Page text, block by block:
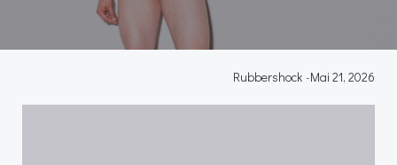
Rubbershock -Mai 21, 2026